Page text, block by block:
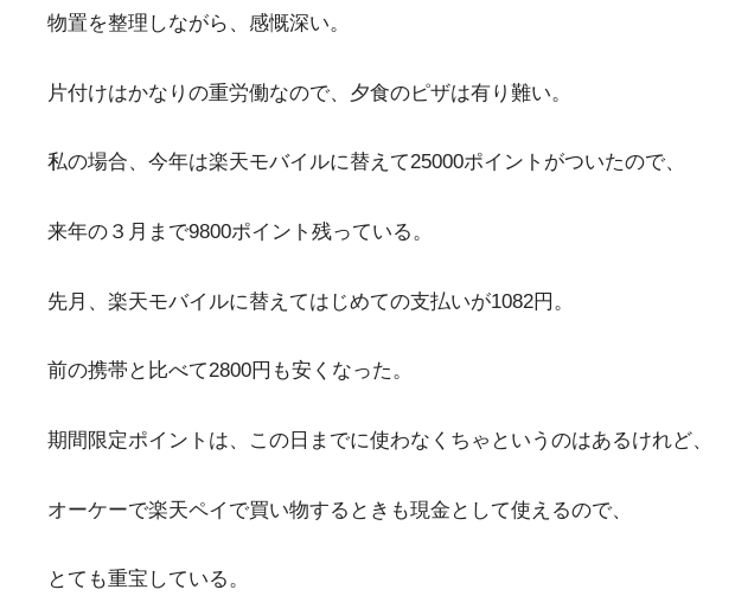
物置を整理しながら、感慨深い。
片付けはかなりの重労働なので、夕食のピザは有り難い。
私の場合、今年は楽天モバイルに替えて25000ポイントがついたので、
来年の３月まで9800ポイント残っている。
先月、楽天モバイルに替えてはじめての支払いが1082円。
前の携帯と比べて2800円も安くなった。
期間限定ポイントは、この日までに使わなくちゃというのはあるけれど、
オーケーで楽天ペイで買い物するときも現金として使えるので、
とても重宝している。